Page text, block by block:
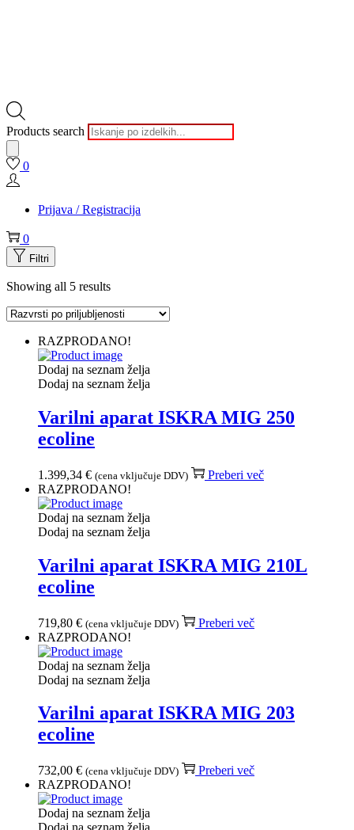
Products search
0
Prijava / Registracija
0
Filtri
Showing all 5 results
RAZPRODANO!
Dodaj na seznam želja
Dodaj na seznam želja
Varilni aparat ISKRA MIG 250
ecoline
1.399,34 € (cena vključuje DDV)
Preberi več
RAZPRODANO!
Dodaj na seznam želja
Dodaj na seznam želja
Varilni aparat ISKRA MIG 210L
ecoline
719,80 € (cena vključuje DDV)
Preberi več
RAZPRODANO!
Dodaj na seznam želja
Dodaj na seznam želja
Varilni aparat ISKRA MIG 203
ecoline
732,00 € (cena vključuje DDV)
Preberi več
RAZPRODANO!
Dodaj na seznam želja